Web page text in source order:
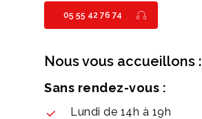
05 55 42 76 74
Nous vous accueillons :
Sans rendez-vous :
Lundi de 14h à 19h